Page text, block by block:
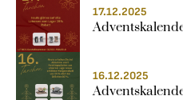
17.12.2025
16.12.2025